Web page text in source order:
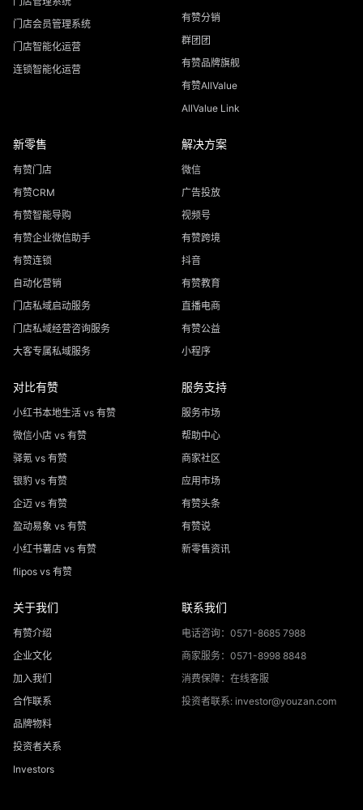
门店会员管理系统
门店智能化运营
连锁智能化运营
有赞分销
群团团
有赞品牌旗舰
有赞AllValue
AllValue Link
新零售
有赞门店
有赞CRM
有赞智能导购
有赞企业微信助手
有赞连锁
自动化营销
门店私域启动服务
门店私域经营咨询服务
大客专属私域服务
解决方案
微信
广告投放
视频号
有赞跨境
抖音
有赞教育
直播电商
有赞公益
小程序
对比有赞
小红书本地生活 vs 有赞
微信小店 vs 有赞
驿氪 vs 有赞
银豹 vs 有赞
企迈 vs 有赞
盈动易象 vs 有赞
小红书薯店 vs 有赞
flipos vs 有赞
服务支持
服务市场
帮助中心
商家社区
应用市场
有赞头条
有赞说
新零售资讯
关于我们
有赞介绍
企业文化
加入我们
合作联系
品牌物料
投资者关系
Investors
联系我们
电话咨询：0571-8685 7988
商家服务：0571-8998 8848
消费保障：在线客服
投资者联系: investor@youzan.com